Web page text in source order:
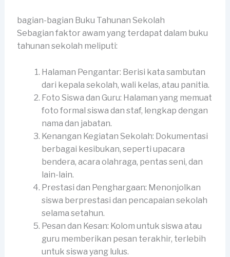
bagian-bagian Buku Tahunan Sekolah
Sebagian faktor awam yang terdapat dalam buku
tahunan sekolah meliputi:
Halaman Pengantar: Berisi kata sambutan
dari kepala sekolah, wali kelas, atau panitia.
Foto Siswa dan Guru: Halaman yang memuat
foto formal siswa dan staf, lengkap dengan
nama dan jabatan.
Kenangan Kegiatan Sekolah: Dokumentasi
berbagai kesibukan, seperti upacara
bendera, acara olahraga, pentas seni, dan
lain-lain.
Prestasi dan Penghargaan: Menonjolkan
siswa berprestasi dan pencapaian sekolah
selama setahun.
Pesan dan Kesan: Kolom untuk siswa atau
guru memberikan pesan terakhir, terlebih
untuk siswa yang lulus.